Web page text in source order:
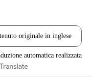
originale in inglese
automatica realizzata